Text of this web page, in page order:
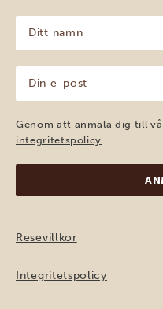
namn
(Obligatoriskt)
post
(Obligatoriskt)
Genom att anmäla dig till
integritetspolicy.
Resevillkor
Integritetspolicy